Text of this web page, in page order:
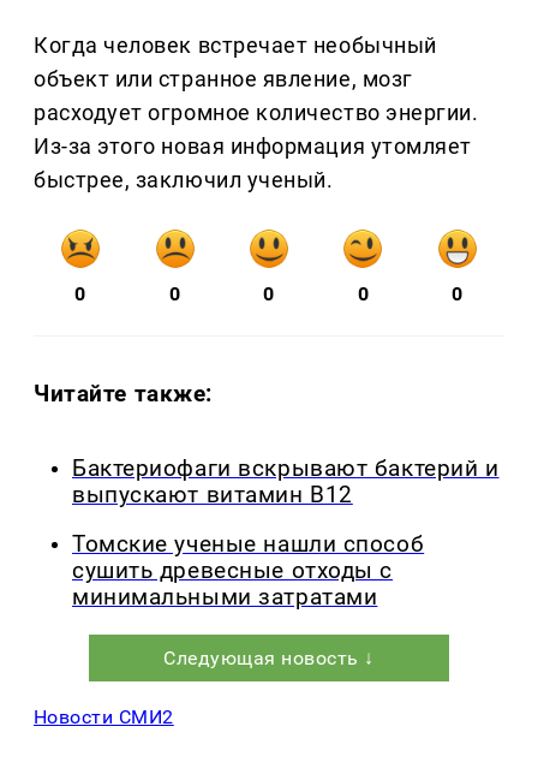
Когда человек встречает необычный
объект или странное явление, мозг
расходует огромное количество энергии.
Из-за этого новая информация утомляет
быстрее, заключил ученый.
0 0 0 0 0
Читайте также:
Бактериофаги вскрывают бактерий и
выпускают витамин B12
Томские ученые нашли способ
сушить древесные отходы с
минимальными затратами
Следующая новость ↓
Новости СМИ2